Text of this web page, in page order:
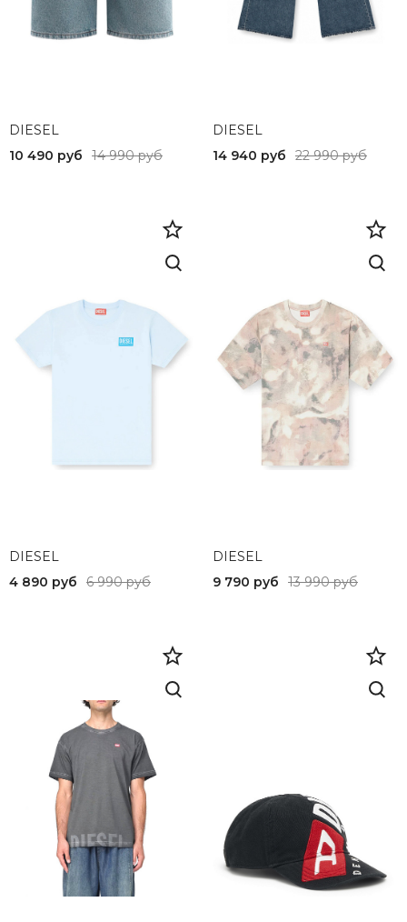
DIESEL
10 490 руб
14 990 руб
DIESEL
14 940 руб
22 990 руб
DIESEL
4 890 руб
6 990 руб
DIESEL
9 790 руб
13 990 руб